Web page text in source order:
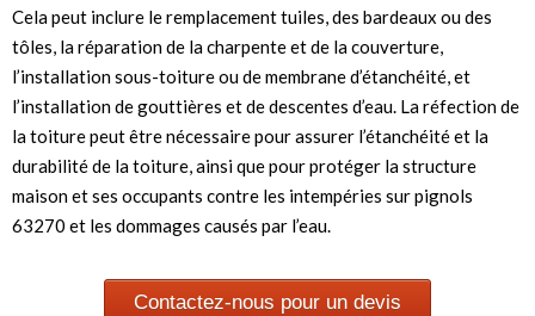
Cela peut inclure le remplacement tuiles, des bardeaux ou des
tôles, la réparation de la charpente et de la couverture,
l’installation sous-toiture ou de membrane d’étanchéité, et
l’installation de gouttières et de descentes d’eau. La réfection de
la toiture peut être nécessaire pour assurer l’étanchéité et la
durabilité de la toiture, ainsi que pour protéger la structure
maison et ses occupants contre les intempéries sur pignols
63270 et les dommages causés par l’eau.
Contactez-nous pour un devis